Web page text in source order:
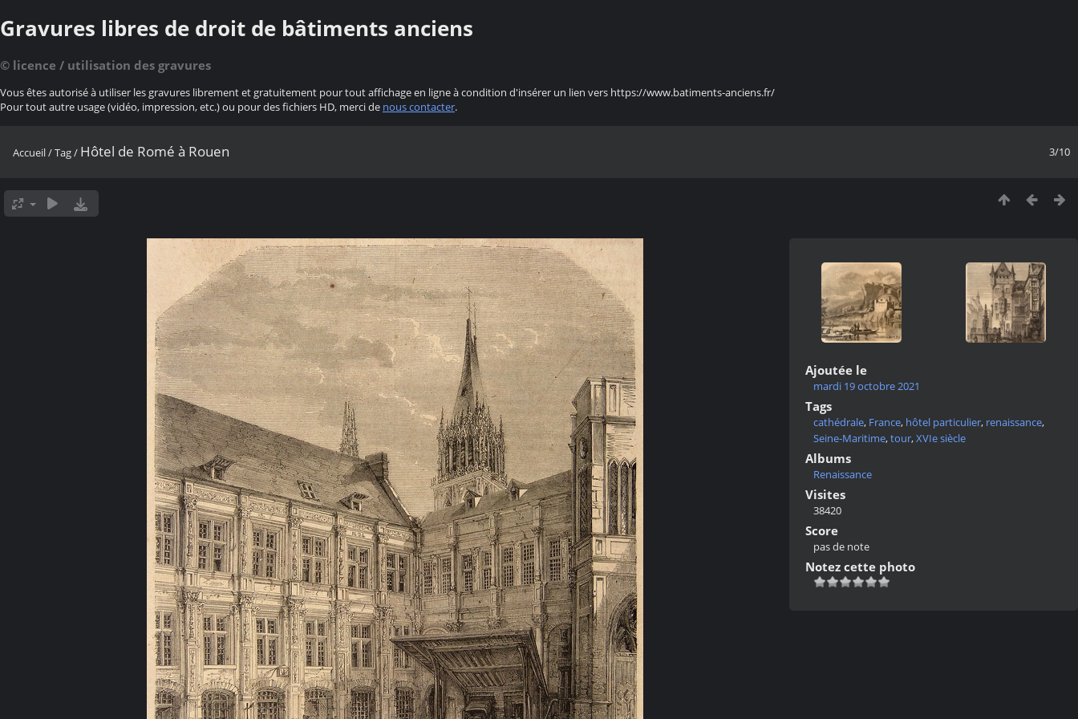
Gravures libres de droit de bâtiments anciens
© licence / utilisation des gravures
Vous êtes autorisé à utiliser les gravures librement et gratuitement pour tout affichage en ligne à condition d'insérer un lien vers https://www.batiments-anciens.fr/
Pour tout autre usage (vidéo, impression, etc.) ou pour des fichiers HD, merci de nous contacter.
3/10
Accueil/Tag/ Hôtel de Romé à Rouen
Ajoutée le
mardi 19 octobre 2021
Tags
cathédrale, France, hôtel particulier, renaissance,
Seine-Maritime,tour,XVIe siècle
Albums
Renaissance
Visites
38420
Score
pas de note
Notez cette photo